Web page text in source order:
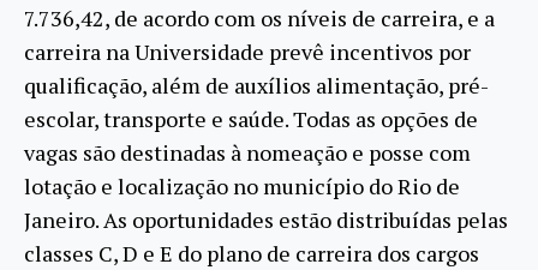
7.736,42, de acordo com os níveis de carreira, e a
carreira na Universidade prevê incentivos por
qualificação, além de auxílios alimentação, pré-
escolar, transporte e saúde. Todas as opções de
vagas são destinadas à nomeação e posse com
lotação e localização no município do Rio de
Janeiro. As oportunidades estão distribuídas pelas
classes C, D e E do plano de carreira dos cargos